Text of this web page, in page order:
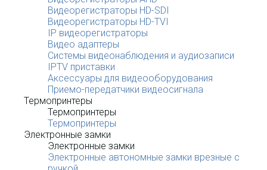
Видеорегистраторы HD-SDI
Видеорегистраторы HD-TVI
IP видеорегистраторы
Видео адаптеры
Системы видеонаблюдения и аудиозаписи
IPTV приставки
Аксессуары для видеооборудования
Приемо-передатчики видеосигнала
Термопринтеры
Термопринтеры
Термопринтеры
Электронные замки
Электронные замки
Электронные автономные замки врезные с